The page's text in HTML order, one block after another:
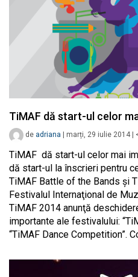
TiMAF dă start-ul celor
de adriana marți, 29 iulie 2014
TiMAF dă start-ul celor mai
dă start-ul la înscrieri pentru
TiMAF Battle of the Bands şi
Festivalul Internaţional de
TiMAF 2014 anunţă
importante ale festivalului:
“TiMAF Dance Competition”.